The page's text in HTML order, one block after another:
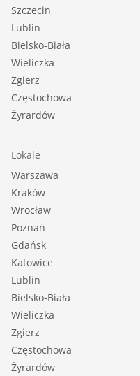
Szczecin
Lublin
Bielsko-Biała
Wieliczka
Zgierz
Częstochowa
Żyrardów
Lokale
Warszawa
Kraków
Wrocław
Poznań
Gdańsk
Katowice
Lublin
Bielsko-Biała
Wieliczka
Zgierz
Częstochowa
Żyrardów